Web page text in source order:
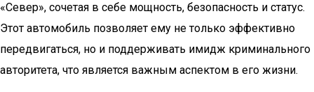
«Север», сочетая в себе мощность, безопасность и статус.
Этот автомобиль позволяет ему не только эффективно
передвигаться, но и поддерживать имидж криминального
авторитета, что является важным аспектом в его жизни.